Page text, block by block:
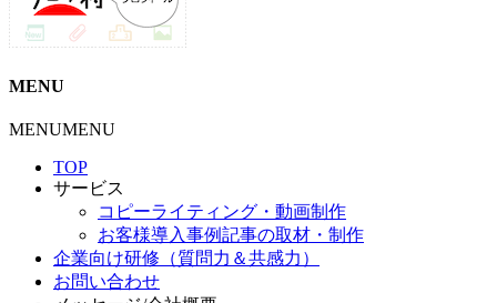
MENU
MENUMENU
TOP
サービス
コピーライティング・動画制作
お客様導入事例記事の取材・制作
企業向け研修（質問力＆共感力）
お問い合わせ